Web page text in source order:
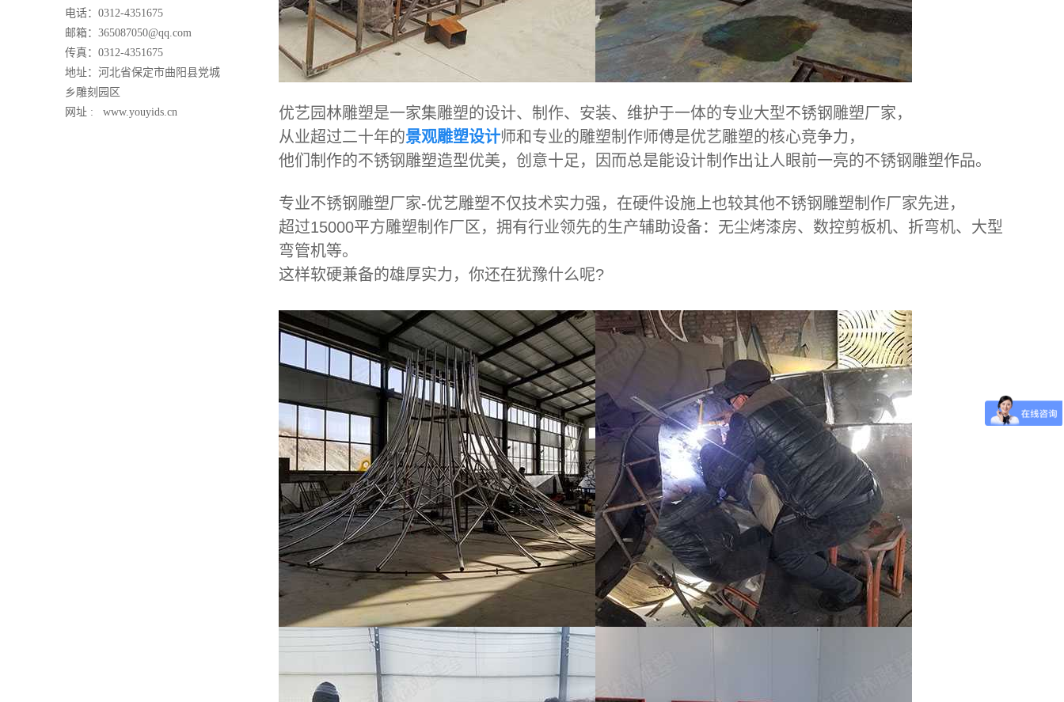
电话：0312-4351675
邮箱：365087050@qq.com
传真：0312-4351675
地址：河北省保定市曲阳县党城
乡雕刻园区
网址 : www.youyids.cn
优艺园林雕塑是一家集雕塑的设计、制作、安装、维护于一体的专业大型不锈钢雕塑厂家，
从业超过二十年的景观雕塑设计师和专业的雕塑制作师傅是优艺雕塑的核心竞争力，
他们制作的不锈钢雕塑造型优美，创意十足，因而总是能设计制作出让人眼前一亮的不锈钢雕塑作品。
专业不锈钢雕塑厂家-优艺雕塑不仅技术实力强，在硬件设施上也较其他不锈钢雕塑制作厂家先进，
超过15000平方雕塑制作厂区，拥有行业领先的生产辅助设备：无尘烤漆房、数控剪板机、折弯机、大型
弯管机等。
这样软硬兼备的雄厚实力，你还在犹豫什么呢?